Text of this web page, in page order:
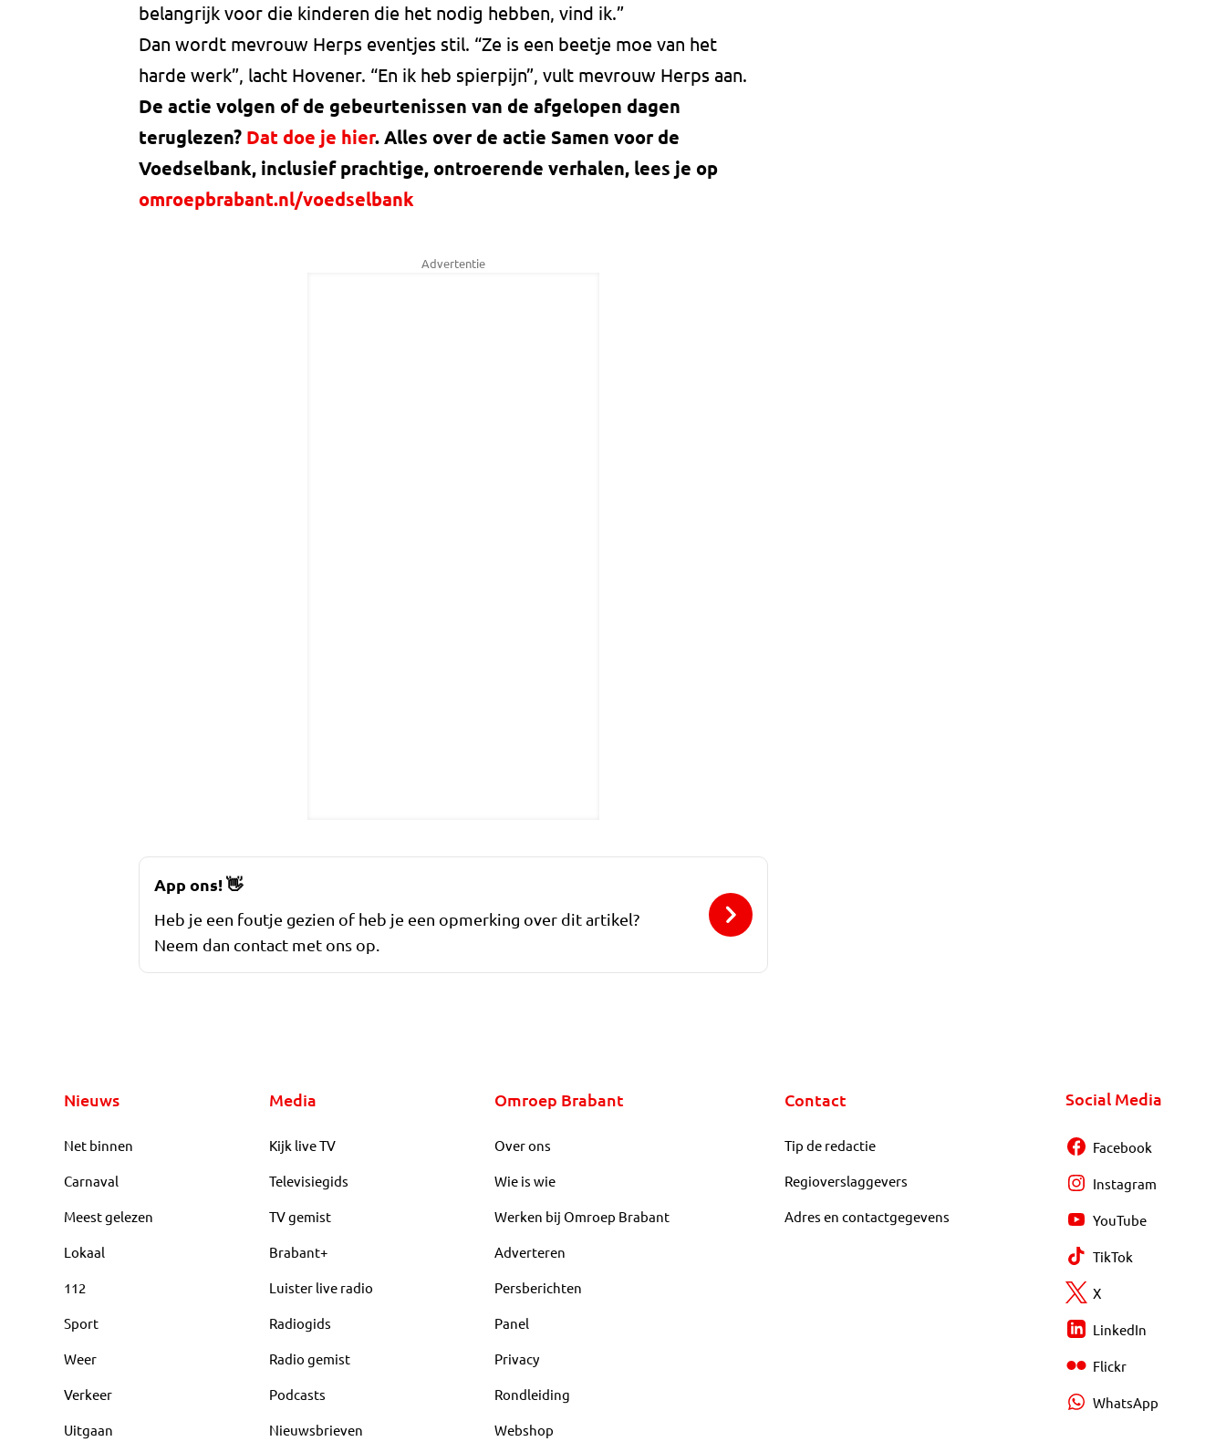
belangrijk voor die kinderen die het nodig hebben, vind ik.”
Dan wordt mevrouw Herps eventjes stil. “Ze is een beetje moe van het
harde werk”, lacht Hovener. “En ik heb spierpijn”, vult mevrouw Herps aan.
De actie volgen of de gebeurtenissen van de afgelopen dagen
teruglezen? Dat doe je hier. Alles over de actie Samen voor de
Voedselbank, inclusief prachtige, ontroerende verhalen, lees je op
omroepbrabant.nl/voedselbank
Advertentie
App ons!👋
Heb je een foutje gezien of heb je een opmerking over dit artikel?
Neem dan contact met ons op.
Nieuws
Net binnen
Carnaval
Meest gelezen
Lokaal
112
Sport
Weer
Verkeer
Uitgaan
Media
Kijk live TV
Televisiegids
TV gemist
Brabant+
Luister live radio
Radiogids
Radio gemist
Podcasts
Nieuwsbrieven
Omroep Brabant
Over ons
Wie is wie
Werken bij Omroep Brabant
Adverteren
Persberichten
Panel
Privacy
Rondleiding
Webshop
Contact
Tip de redactie
Regioverslaggevers
Adres en contactgegevens
Social Media
Facebook
Instagram
YouTube
TikTok
X
LinkedIn
Flickr
WhatsApp